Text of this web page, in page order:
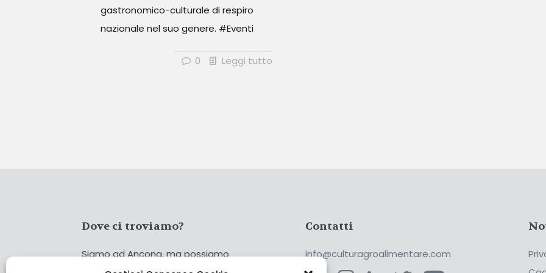
gastronomico-culturale di respiro
nazionale nel suo genere. #Eventi
0 Leggi tutto
Dove ci troviamo?
Siamo ad Ancona, ma possiamo
Contatti
info@culturagroalimentare.com